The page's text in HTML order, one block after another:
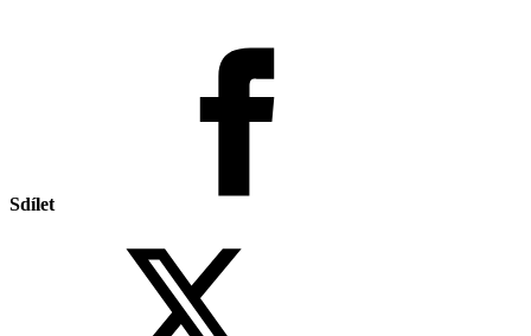
Sdílet